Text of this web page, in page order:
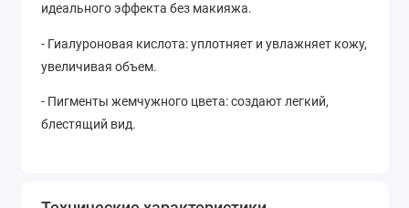
идеального эффекта без макияжа.
- Гиалуроновая кислота: уплотняет и увлажняет кожу,
увеличивая объем.
- Пигменты жемчужного цвета: создают легкий,
блестящий вид.